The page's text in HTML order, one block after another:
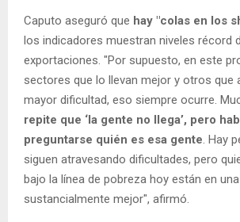
Caputo aseguró que hay "colas en los
los indicadores muestran niveles récord
exportaciones. "Por supuesto, en este
sectores que lo llevan mejor y otros que
mayor dificultad, eso siempre ocurre.
repite que ‘la gente no llega’, pero
preguntarse quién es esa gente. Hay
siguen atravesando dificultades, pero
bajo la línea de pobreza hoy están en
sustancialmente mejor", afirmó.